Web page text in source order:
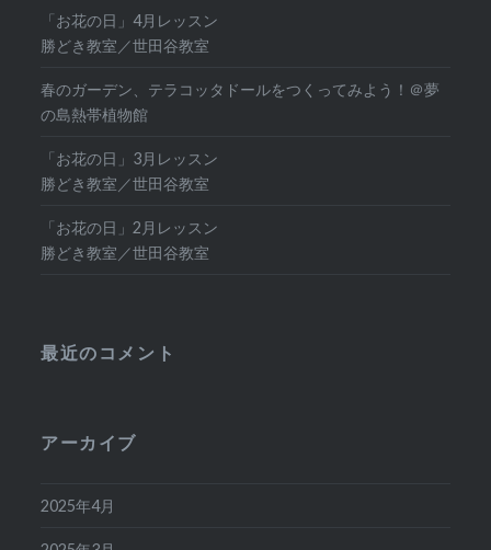
「お花の日」4月レッスン
勝どき教室／世田谷教室
春のガーデン、テラコッタドールをつくってみよう！＠夢
の島熱帯植物館
「お花の日」3月レッスン
勝どき教室／世田谷教室
「お花の日」2月レッスン
勝どき教室／世田谷教室
最近のコメント
アーカイブ
2025年4月